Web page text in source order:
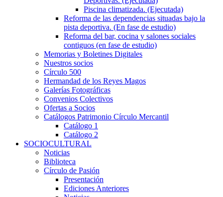
Piscina climatizada. (Ejecutada)
Reforma de las dependencias situadas bajo la
pista deportiva. (En fase de estudio)
Reforma del bar, cocina y salones sociales
contiguos (en fase de estudio)
Memorias y Boletines Digitales
Nuestros socios
Círculo 500
Hermandad de los Reyes Magos
Galerías Fotográficas
Convenios Colectivos
Ofertas a Socios
Catálogos Patrimonio Círculo Mercantil
Catálogo 1
Catálogo 2
SOCIOCULTURAL
Noticias
Biblioteca
Círculo de Pasión
Presentación
Ediciones Anteriores